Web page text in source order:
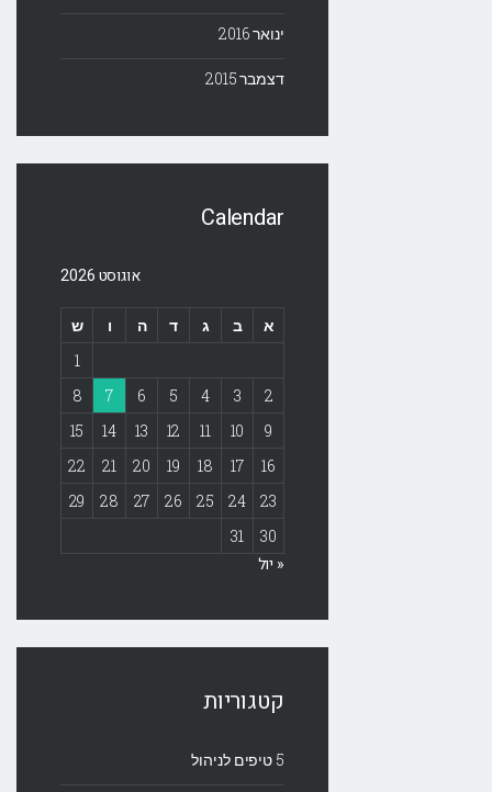
ינואר 2016
דצמבר 2015
Calendar
אוגוסט 2026
א ב ג ד ה ו
ש
1
2
3
4
5
6
7
8
9
10
11
12
13
14
15
16
17
18
19
20
21
22
23
24
25
26
27
28
29
30
31
« יול
קטגוריות
5 טיפים לניהול